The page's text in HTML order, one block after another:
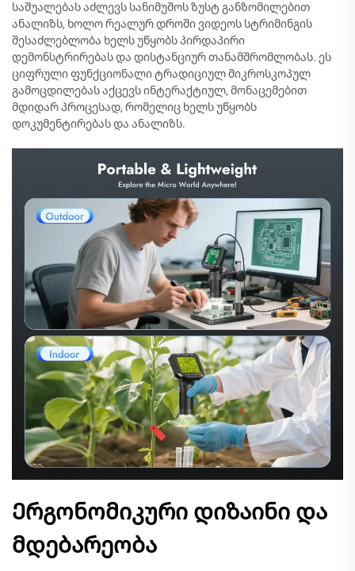
საშუალებას აძლევს სანიმუშოს ზუსტ განზომილებით
ანალიზს, ხოლო რეალურ დროში ვიდეოს სტრიმინგის
შესაძლებლობა ხელს უწყობს პირდაპირი
დემონსტრირებას და დისტანციურ თანამშრომლობას. ეს
ციფრული ფუნქციონალი ტრადიციულ მიკროსკოპულ
გამოცდილებას აქცევს ინტერაქტიულ, მონაცემებით
მდიდარ პროცესად, რომელიც ხელს უწყობს
დოკუმენტირებას და ანალიზს.
Ერგონომიკური დიზაინი და
მდებარეობა